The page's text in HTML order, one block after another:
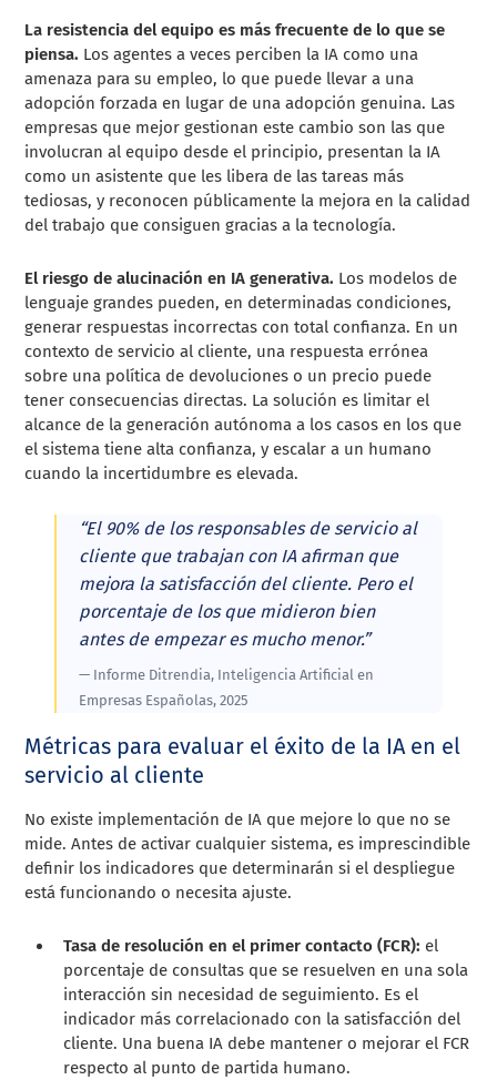
La resistencia del equipo es más frecuente de lo que se
piensa. Los agentes a veces perciben la IA como una
amenaza para su empleo, lo que puede llevar a una
adopción forzada en lugar de una adopción genuina. Las
empresas que mejor gestionan este cambio son las que
involucran al equipo desde el principio, presentan la IA
como un asistente que les libera de las tareas más
tediosas, y reconocen públicamente la mejora en la calidad
del trabajo que consiguen gracias a la tecnología.
El riesgo de alucinación en IA generativa. Los modelos de
lenguaje grandes pueden, en determinadas condiciones,
generar respuestas incorrectas con total confianza. En un
contexto de servicio al cliente, una respuesta errónea
sobre una política de devoluciones o un precio puede
tener consecuencias directas. La solución es limitar el
alcance de la generación autónoma a los casos en los que
el sistema tiene alta confianza, y escalar a un humano
cuando la incertidumbre es elevada.
“El 90% de los responsables de servicio al
cliente que trabajan con IA afirman que
mejora la satisfacción del cliente. Pero el
porcentaje de los que midieron bien
antes de empezar es mucho menor.”
— Informe Ditrendia, Inteligencia Artificial en
Empresas Españolas, 2025
Métricas para evaluar el éxito de la IA en el
servicio al cliente
No existe implementación de IA que mejore lo que no se
mide. Antes de activar cualquier sistema, es imprescindible
definir los indicadores que determinarán si el despliegue
está funcionando o necesita ajuste.
Tasa de resolución en el primer contacto (FCR): el
porcentaje de consultas que se resuelven en una sola
interacción sin necesidad de seguimiento. Es el
indicador más correlacionado con la satisfacción del
cliente. Una buena IA debe mantener o mejorar el FCR
respecto al punto de partida humano.